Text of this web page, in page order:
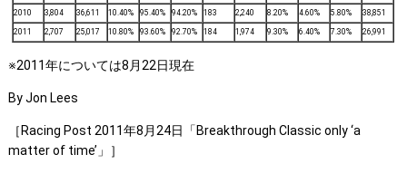
2010 3,804 36,611 10.40% 95.40% 94.20% 183 2,240 8.20% 4.60% 5.80% 38,851
2011 2,707 25,017 10.80% 93.60% 92.70% 184 1,974 9.30% 6.40% 7.30% 26,991
※2011年については8月22日現在
By Jon Lees
［Racing Post 2011年8月24日「Breakthrough Classic only ‘a
matter of time’」］